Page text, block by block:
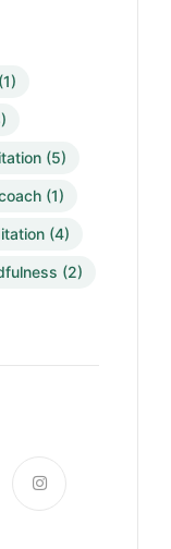
(1)
(5)
(1)
(4)
(2)